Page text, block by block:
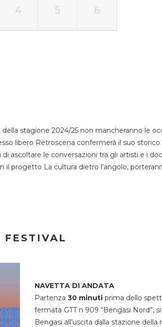
4 5 6
stagione 2024/25 non mancheranno le
libero Retroscena confermerà il suo
ascoltare le conversazioni tra gli artisti e i
il progetto La cultura dietro l’angolo,
FESTIVAL
NAVETTA DI ANDATA
Partenza 30 minuti prima dello
fermata GTT n 909 “Bengasi Nord”,
Bengasi all’uscita dalla stazione